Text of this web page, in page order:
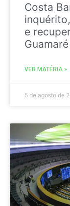
Costa
e
Guamaré
VER MATÉRIA »
5 de agosto de